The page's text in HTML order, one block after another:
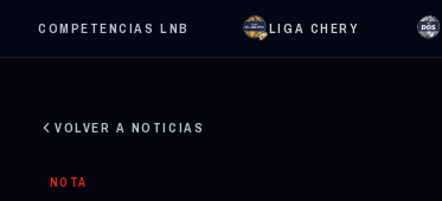
COMPETENCIAS LNB LIGA CHERY
VOLVER A NOTICIAS
NOTA